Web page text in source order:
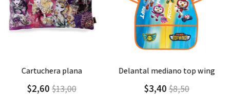
Agregar Detalle
delantal mediano top wing
$3,40$8,50
Agregar Detalle
delantal grande
$4,10$6,84